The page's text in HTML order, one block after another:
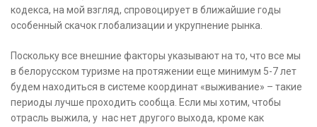
кодекса, на мой взгляд, спровоцирует в ближайшие годы
особенный скачок глобализации и укрупнение рынка.
Поскольку все внешние факторы указывают на то, что все мы
в белорусском туризме на протяжении еще минимум 5-7 лет
будем находиться в системе координат «выживание» – такие
периоды лучше проходить сообща. Если мы хотим, чтобы
отрасль выжила, у нас нет другого выхода, кроме как